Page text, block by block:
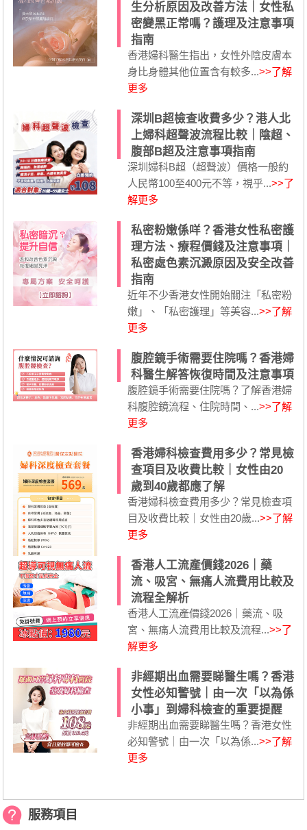
生分析原因及改善方法｜女性私
密變黑正常嗎？護理及注意事項
指南
香港婦科醫生指出，女性外陰皮膚本
身比身體其他位置含有較多...>>了解
更多
深圳B超檢查收費多少？港人北
上婦科超聲波流程比較｜陰超、
腹部B超及注意事項指南
深圳婦科B超（超聲波）價格一般約
人民幣100至400元不等，視乎...>>了
解更多
私密粉嫩係咩？香港女性私密護
理方法、療程價錢及注意事項｜
私密處色素沉澱原因及安全改善
指南
近年不少香港女性開始關注「私密粉
嫩」、「私密護理」等美容...>>了解
更多
腹腔鏡手術需要住院嗎？香港婦
科醫生解答恢復時間及注意事項
腹腔鏡手術需要住院嗎？了解香港婦
科腹腔鏡流程、住院時間、...>>了解
更多
香港婦科檢查費用多少？常見檢
查項目及收費比較｜女性由20
歲到40歲都應了解
香港婦科檢查費用多少？常見檢查項
目及收費比較｜女性由20歲...>>了解
更多
香港人工流產價錢2026｜藥
流、吸宮、無痛人流費用比較及
流程全解析
香港人工流產價錢2026｜藥流、吸
宮、無痛人流費用比較及流程...>>了
解更多
非經期出血需要睇醫生嗎？香港
女性必知警號｜由一次「以為係
小事」到婦科檢查的重要提醒
非經期出血需要睇醫生嗎？香港女性
必知警號｜由一次「以為係...>>了解
更多
服務項目